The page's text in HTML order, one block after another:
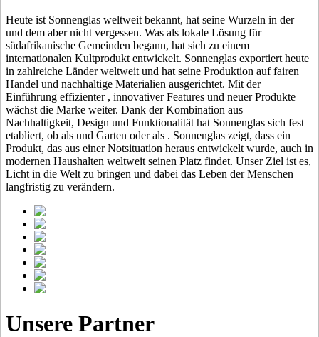
Heute ist Sonnenglas weltweit bekannt, hat seine Wurzeln in der
und dem aber nicht vergessen. Was als lokale Lösung für
südafrikanische Gemeinden begann, hat sich zu einem
internationalen Kultprodukt entwickelt. Sonnenglas exportiert heute
in zahlreiche Länder weltweit und hat seine Produktion auf fairen
Handel und nachhaltige Materialien ausgerichtet. Mit der
Einführung effizienter , innovativer Features und neuer Produkte
wächst die Marke weiter. Dank der Kombination aus
Nachhaltigkeit, Design und Funktionalität hat Sonnenglas sich fest
etabliert, ob als und Garten oder als . Sonnenglas zeigt, dass ein
Produkt, das aus einer Notsituation heraus entwickelt wurde, auch in
modernen Haushalten weltweit seinen Platz findet. Unser Ziel ist es,
Licht in die Welt zu bringen und dabei das Leben der Menschen
langfristig zu verändern.
Unsere Partner